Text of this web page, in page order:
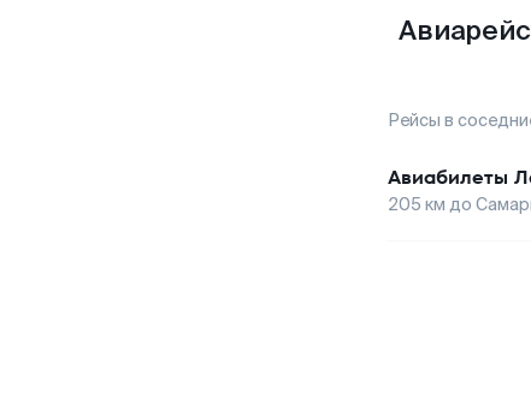
Рейсы в
Авиабилеты
205 км до